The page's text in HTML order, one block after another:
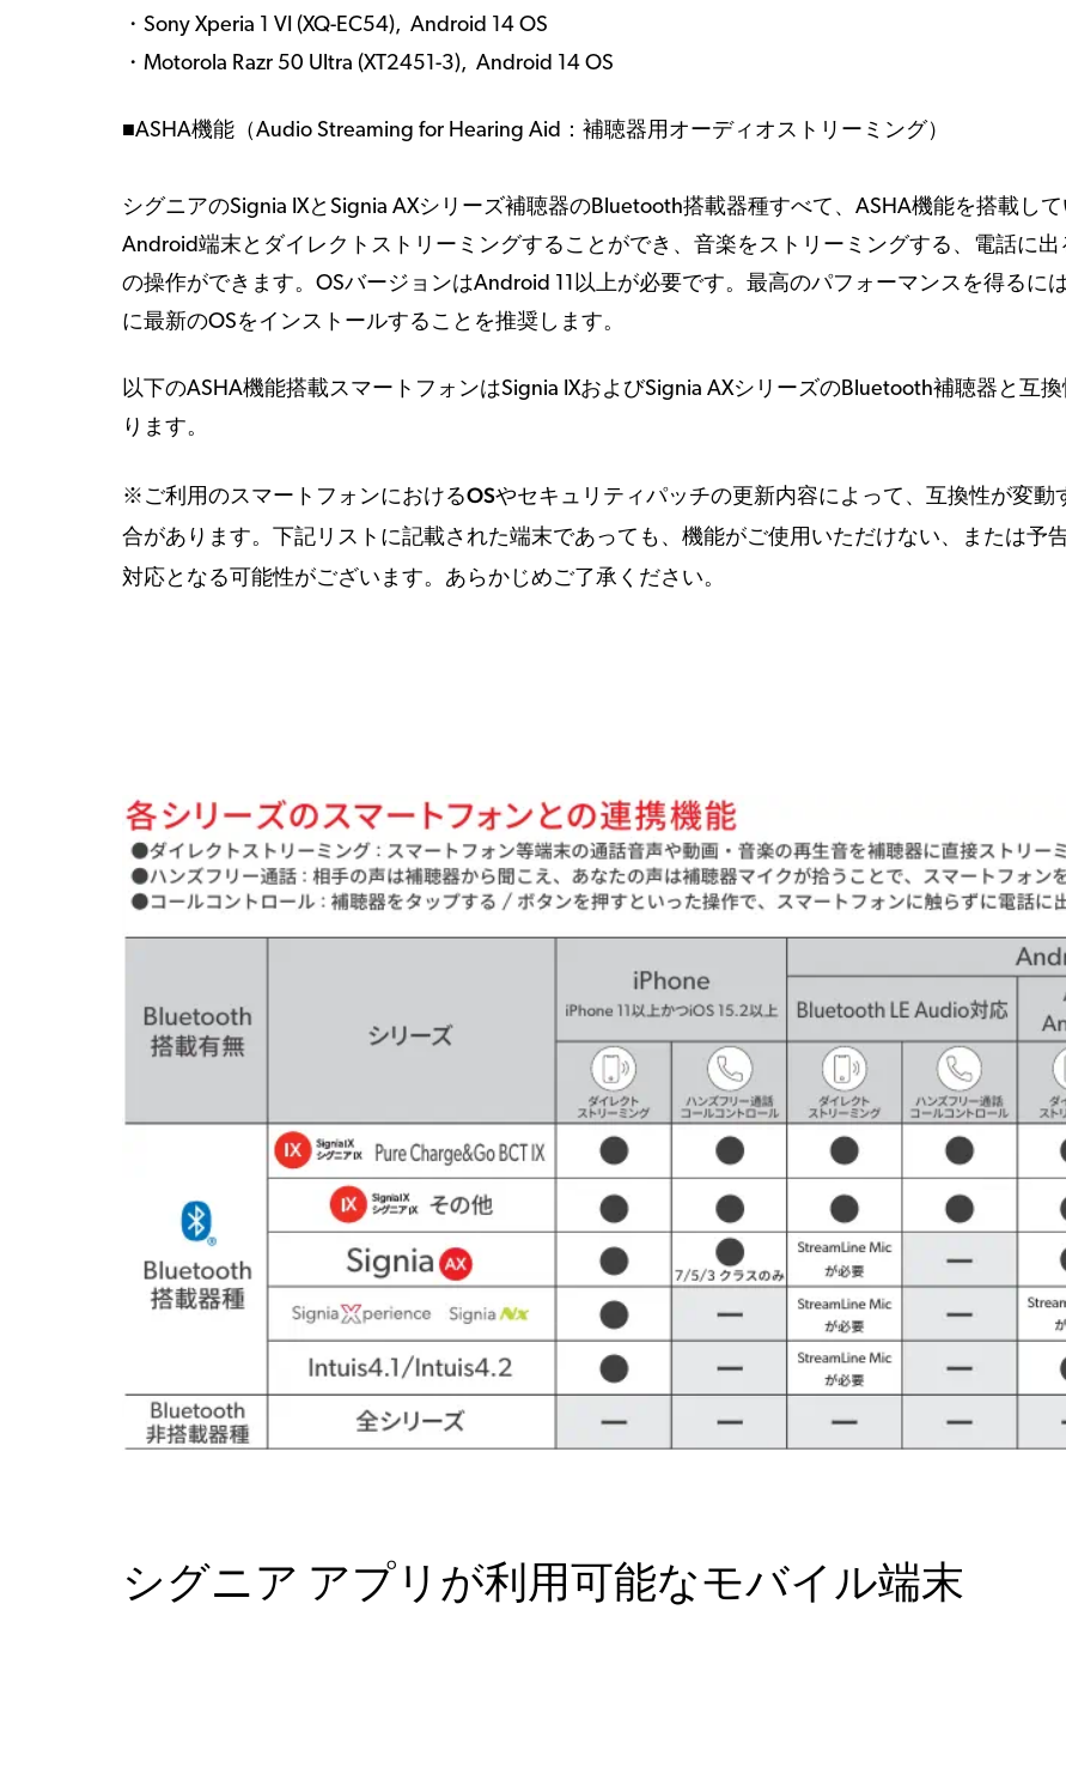
・Sony Xperia 1 VI (XQ-EC54), Android 14 OS
・Motorola Razr 50 Ultra (XT2451-3), Android 14 OS
■ASHA機能（Audio Streaming for Hearing Aid：補聴器用オーディオストリーミング）
シグニアのSignia IXとSignia AXシリーズ補聴器のBluetooth搭載器種すべて、ASHA機能を搭載して
Android端末とダイレクトストリーミングすることができ、音楽をストリーミングする、電話に出
の操作ができます。OSバージョンはAndroid 11以上が必要です。最高のパフォーマンスを得るに
に最新のOSをインストールすることを推奨します。
以下のASHA機能搭載スマートフォンはSignia IXおよびSignia AXシリーズのBluetooth補聴器と互
ります。
※ご利用のスマートフォンにおけるOSやセキュリティパッチの更新内容によって、互換性が変動
合があります。下記リストに記載された端末であっても、機能がご使用いただけない、または予
対応となる可能性がございます。あらかじめご了承ください。
シグニア アプリが利用可能なモバイル端末